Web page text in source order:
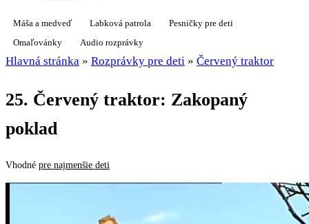
Máša a medveď Labková patrola
Pesničky pre deti
Omaľovánky
Audio rozprávky
Hlavná stránka » Rozprávky pre deti » Červený traktor
25. Červený traktor: Zakopaný
poklad
Vhodné pre najmenšie deti